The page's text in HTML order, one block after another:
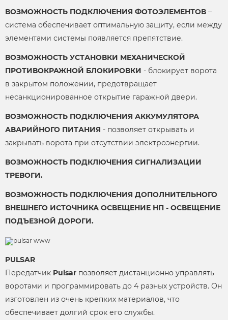
ВОЗМОЖНОСТЬ ПОДКЛЮЧЕНИЯ ФОТОЭЛЕМЕНТОВ –
система обеспечивает оптимальную защиту, если между
элементами системы появляется препятствие.
ВОЗМОЖНОСТЬ УСТАНОВКИ МЕХАНИЧЕСКОЙ
ПРОТИВОКРАЖНОЙ БЛОКИРОВКИ - блокирует ворота
в закрытом положении, предотвращает
несанкционированное открытие гаражной двери.
ВОЗМОЖНОСТЬ ПОДКЛЮЧЕНИЯ АККУМУЛЯТОРА
АВАРИЙНОГО ПИТАНИЯ - позволяет открывать и
закрывать ворота при отсутствии электроэнергии.
ВОЗМОЖНОСТЬ ПОДКЛЮЧЕНИЯ СИГНАЛИЗАЦИИ
ТРЕВОГИ.
ВОЗМОЖНОСТЬ ПОДКЛЮЧЕНИЯ ДОПОЛНИТЕЛЬНОГО
ВНЕШНЕГО ИСТОЧНИКА ОСВЕЩЕНИЕ НП - ОСВЕЩЕНИЕ
ПОДЪЕЗНОЙ ДОРОГИ.
PULSAR
Передатчик Pulsar позволяет дистанционно управлять
воротами и программировать до 4 разных устройств. Он
изготовлен из очень крепких материалов, что
обеспечивает долгий срок его службы.